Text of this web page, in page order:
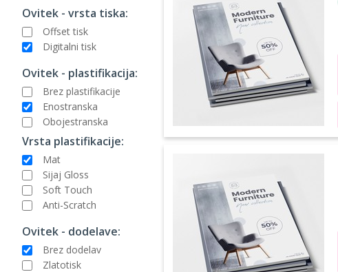
Ovitek - vrsta tiska:
Offset tisk
Digitalni tisk
Ovitek - plastifikacija:
Brez plastifikacije
Enostranska
Obojestranska
Vrsta plastifikacije:
Mat
Sijaj Gloss
Soft Touch
Anti-Scratch
Ovitek - dodelave:
Brez dodelav
Zlatotisk